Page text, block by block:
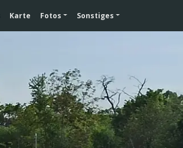
Karte Fotos Sonstiges